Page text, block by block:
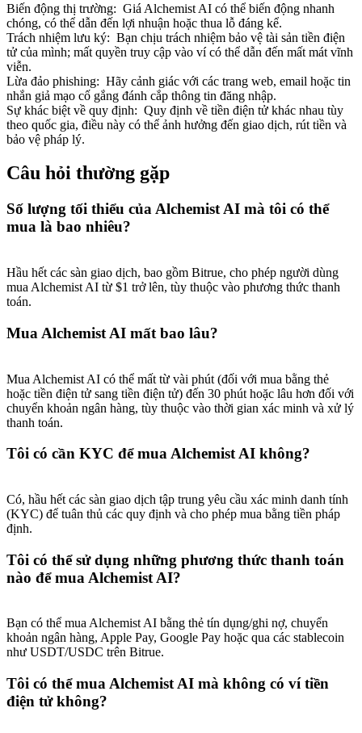
Biến động thị trường: Giá Alchemist AI có thể biến động nhanh
chóng, có thể dẫn đến lợi nhuận hoặc thua lỗ đáng kể.
Trách nhiệm lưu ký: Bạn chịu trách nhiệm bảo vệ tài sản tiền điện
tử của mình; mất quyền truy cập vào ví có thể dẫn đến mất mát vĩnh
viễn.
Lừa đảo phishing: Hãy cảnh giác với các trang web, email hoặc tin
nhắn giả mạo cố gắng đánh cắp thông tin đăng nhập.
Sự khác biệt về quy định: Quy định về tiền điện tử khác nhau tùy
theo quốc gia, điều này có thể ảnh hưởng đến giao dịch, rút tiền và
bảo vệ pháp lý.
Câu hỏi thường gặp
Số lượng tối thiểu của Alchemist AI mà tôi có thể
mua là bao nhiêu?
Hầu hết các sàn giao dịch, bao gồm Bitrue, cho phép người dùng
mua Alchemist AI từ $1 trở lên, tùy thuộc vào phương thức thanh
toán.
Mua Alchemist AI mất bao lâu?
Mua Alchemist AI có thể mất từ vài phút (đối với mua bằng thẻ
hoặc tiền điện tử sang tiền điện tử) đến 30 phút hoặc lâu hơn đối với
chuyển khoản ngân hàng, tùy thuộc vào thời gian xác minh và xử lý
thanh toán.
Tôi có cần KYC để mua Alchemist AI không?
Có, hầu hết các sàn giao dịch tập trung yêu cầu xác minh danh tính
(KYC) để tuân thủ các quy định và cho phép mua bằng tiền pháp
định.
Tôi có thể sử dụng những phương thức thanh toán
nào để mua Alchemist AI?
Bạn có thể mua Alchemist AI bằng thẻ tín dụng/ghi nợ, chuyển
khoản ngân hàng, Apple Pay, Google Pay hoặc qua các stablecoin
như USDT/USDC trên Bitrue.
Tôi có thể mua Alchemist AI mà không có ví tiền
điện tử không?